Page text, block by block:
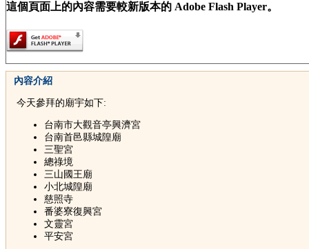
這個頁面上的內容需要較新版本的 Adobe Flash Player。
內容介紹
今天參拜的廟宇如下:
台南市大觀音亭興濟宮
台南首邑縣城隍廟
三聖宮
總祿境
三山國王廟
小北城隍廟
慈照寺
番婆寮復興宮
文靈宮
平安宮